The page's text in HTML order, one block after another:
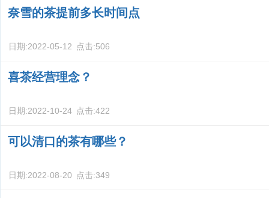
奈雪的茶提前多长时间点
日期:2022-05-12 点击:506
喜茶经营理念？
日期:2022-10-24 点击:422
可以清口的茶有哪些？
日期:2022-08-20 点击:349